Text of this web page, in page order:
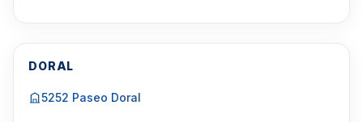
DORAL
5252 Paseo Doral